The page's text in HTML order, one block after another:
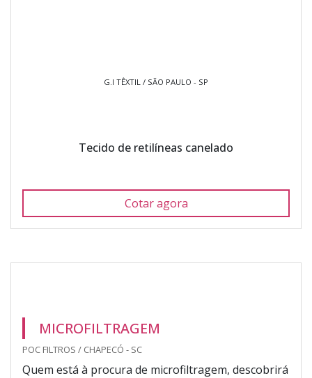
G.I TÊXTIL / SÃO PAULO - SP
Tecido de retilíneas canelado
Cotar agora
MICROFILTRAGEM
POC FILTROS / CHAPECÓ - SC
Quem está à procura de microfiltragem, descobrirá